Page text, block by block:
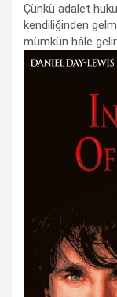
Çünkü adalet
kendiliğinden
mümkün hâle gelir.